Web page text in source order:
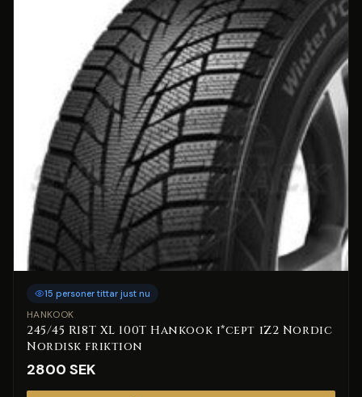
15 personer tittar just nu
HANKOOK
245/45 R18T XL 100T Hankook i*cept iZ2 Nordic
Nordisk friktion
2800 SEK